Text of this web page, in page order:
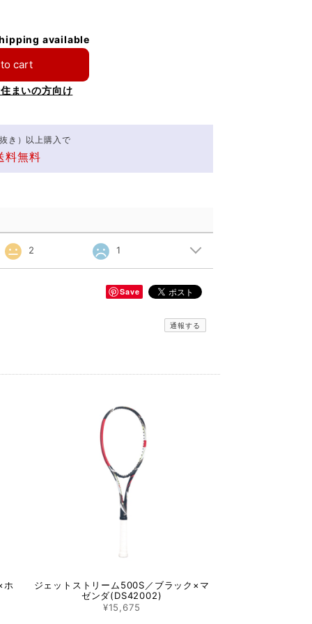
available
cart
まいの方向け
き）以上購入で
料無料
2 1
Save
通報する
ホ
ジェットストリーム500S／ブラック×マ
ゼンダ(DS42002)
¥15,675